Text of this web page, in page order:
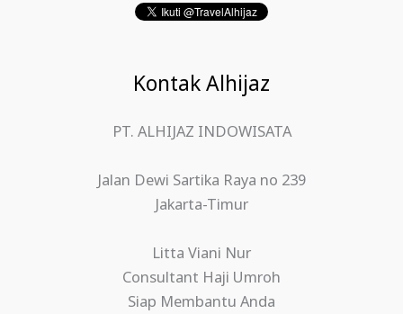
Kontak Alhijaz
PT. ALHIJAZ INDOWISATA
Jalan Dewi Sartika Raya no 239
Jakarta-Timur
Litta Viani Nur
Consultant Haji Umroh
Siap Membantu Anda